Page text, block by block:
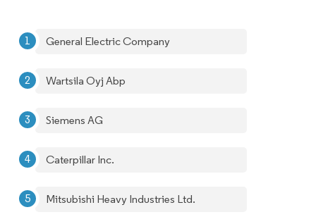
General Electric Company
Wartsila Oyj Abp
Siemens AG
Caterpillar Inc.
Mitsubishi Heavy Industries Ltd.